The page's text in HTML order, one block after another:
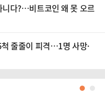
다?…비트코인 왜 못 오르
줄줄이 피격…1명 사망·
●